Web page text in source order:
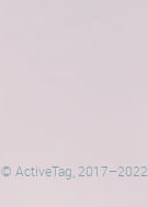
© ActiveTag, 2017–2022